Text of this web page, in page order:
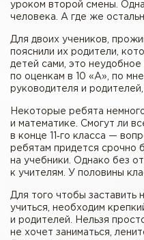
уроком второй смены.
человека. А где же
Для двоих учеников,
пояснили их родители,
детей сами, это неудобное
по оценкам в 10 «А», по
руководителя и родителей,
Некоторые ребята
и математике. Смогут ли
в конце 11‑го класса —
ребятам придется срочно
на учебники. Однако без
к учителям. У половины
Для того чтобы заставить
учиться, необходим
и родителей. Нельзя
не хочет заниматься,